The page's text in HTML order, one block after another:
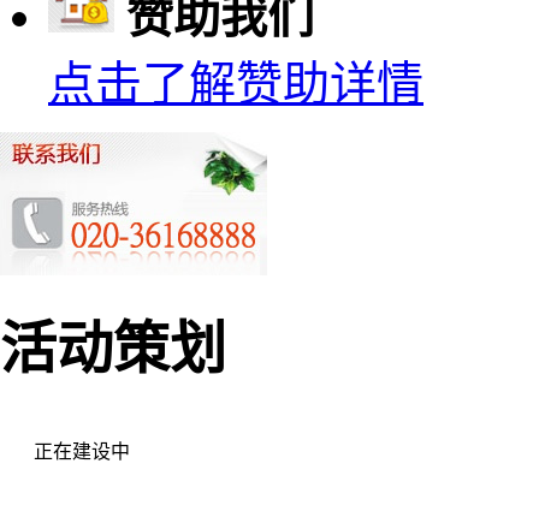
赞助我们
点击了解赞助详情
活动策划
正在建设中